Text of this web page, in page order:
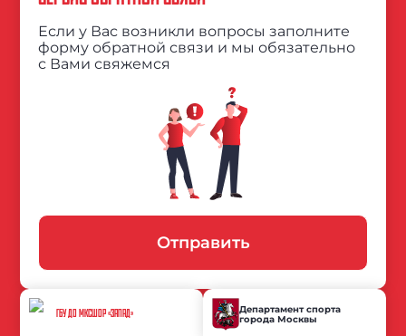
Если у Вас возникли вопросы заполните
форму обратной связи и мы обязательно
с Вами свяжемся
Отправить
ГБУ ДО МКСШОР «ЗАПАД»
Департамент спорта
города Москвы